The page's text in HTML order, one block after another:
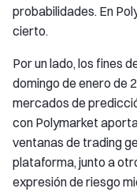
probabilidades. En
cierto.
Por un lado, los fines
domingo de enero de
mercados de
con Polymarket
ventanas de trading
plataforma, junto a
expresión de riesgo